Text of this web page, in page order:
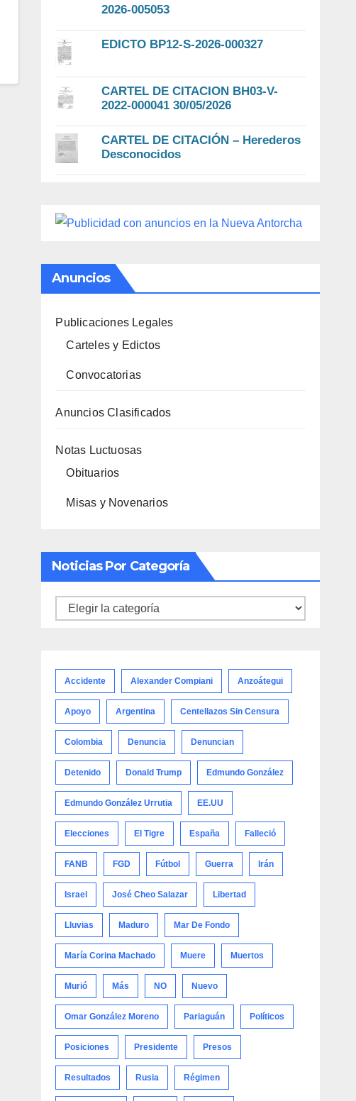
2026-005053
EDICTO BP12-S-2026-000327
CARTEL DE CITACION BH03-V-
2022-000041 30/05/2026
CARTEL DE CITACIÓN – Herederos
Desconocidos
Anuncios
Publicaciones Legales
Carteles y Edictos
Convocatorias
Anuncios Clasificados
Notas Luctuosas
Obituarios
Misas y Novenarios
Noticias Por Categoría
Noticias
Accidente Alexander Compiani Anzoátegui
Apoyo Argentina Centellazos Sin Censura
Colombia Denuncia Denuncian
Detenido Donald Trump Edmundo González
Edmundo González Urrutia EE.UU
Elecciones El Tigre España Falleció
FANB FGD Fútbol Guerra Irán
Israel José Cheo Salazar Libertad
Lluvias Maduro Mar De Fondo
María Corina Machado Muere Muertos
Murió Más NO Nuevo
Omar González Moreno Pariaguán Políticos
Posiciones Presidente Presos
Resultados Rusia Régimen